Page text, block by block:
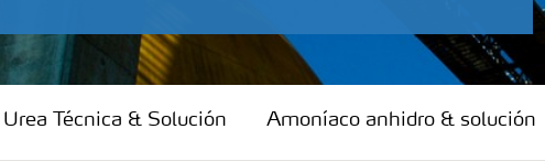
Urea Técnica & Solución Amoníaco anhidro & solución